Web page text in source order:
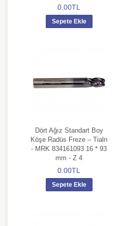
0.00TL
Sepete Ekle
Dört Ağız Standart Boy
Köşe Radüs Freze – Tialn
- MRK 834161093 16 * 93
mm - Z 4
0.00TL
Sepete Ekle